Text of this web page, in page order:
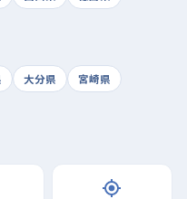
大分県
宮崎県